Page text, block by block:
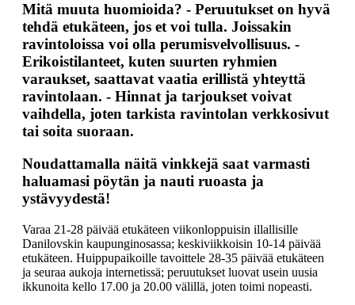
Mitä muuta huomioida? - Peruutukseton hyvä
tehdä etukäteen, jos et voi tulla. Joissakin
ravintoloissa voi olla perumisvelvollisuus. -
Erikoistilanteet, kuten suurten ryhmien
varaukset, saattavat vaatia erillistä yhteyttä
ravintolaan. - Hinnat ja tarjouksetvoivat
vaihdella, joten tarkista ravintolan verkkosivut
tai soita suoraan.
Noudattamalla näitä vinkkejä saat varmasti
haluamasi pöytän ja nauti ruoasta ja
ystävyydestä!
Varaa 21-28 päivää etukäteen viikonloppuisin illallisille
Danilovskin kaupunginosassa; keskiviikkoisin 10-14 päivää
etukäteen. Huippupaikoille tavoittele 28-35 päivää etukäteen
ja seuraa aukoja internetissä; peruutukset luovat usein uusia
ikkunoita kello 17.00 ja 20.00 välillä, joten toimi nopeasti.